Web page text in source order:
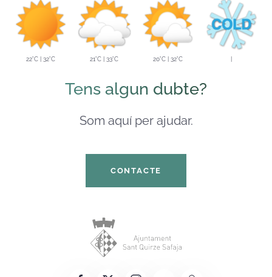
22°C | 32°C 21°C | 33°C 20°C | 32°C
Tens algun dubte?
Som aquí per ajudar.
CONTACTE